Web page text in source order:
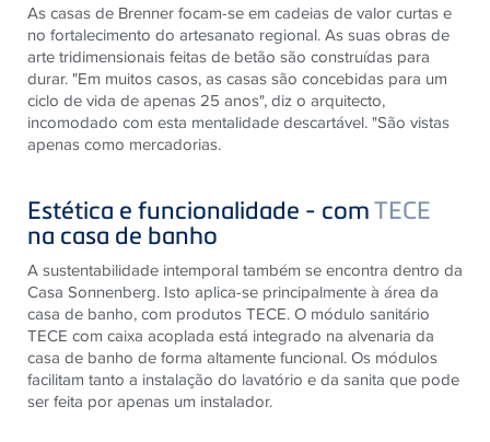
As casas de Brenner focam-se em cadeias de valor curtas e
no fortalecimento do artesanato regional. As suas obras de
arte tridimensionais feitas de betão são construídas para
durar. "Em muitos casos, as casas são concebidas para um
ciclo de vida de apenas 25 anos", diz o arquitecto,
incomodado com esta mentalidade descartável. "São vistas
apenas como mercadorias.
Estética e funcionalidade - comTECE
na casa de banho
A sustentabilidade intemporal também se encontra dentro da
Casa Sonnenberg. Isto aplica-se principalmente à área da
casa de banho, com produtos TECE. O módulo sanitário
TECE com caixa acoplada está integrado na alvenaria da
casa de banho de forma altamente funcional. Os módulos
facilitam tanto a instalação do lavatório e da sanita que pode
ser feita por apenas um instalador.